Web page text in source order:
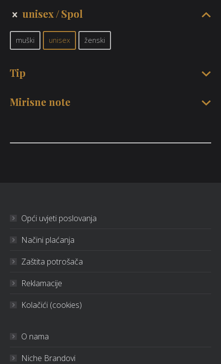
unisex Spol
muški unisex ženski
Tip
Mirisne note
Opći uvjeti poslovanja
Načini plaćanja
Zaštita potrošača
Reklamacije
Kolačići (cookies)
O nama
Niche Brandovi